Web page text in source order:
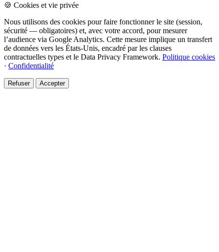
🍪 Cookies et vie privée
Nous utilisons des cookies pour faire fonctionner le site (session,
sécurité — obligatoires) et, avec votre accord, pour mesurer
l’audience via Google Analytics. Cette mesure implique un transfert
de données vers les États-Unis, encadré par les clauses
contractuelles types et le Data Privacy Framework. Politique cookies
· Confidentialité
Refuser Accepter